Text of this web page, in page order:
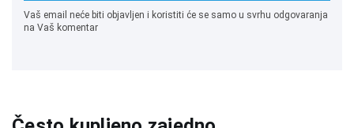
Vaš email neće biti objavljen i koristiti će se samo u svrhu odgovaranja
na Vaš komentar